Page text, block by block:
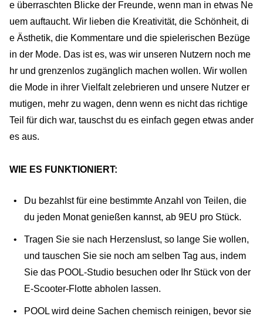
e überraschten Blicke der Freunde, wenn man in etwas Ne
uem auftaucht. Wir lieben die Kreativität, die Schönheit, di
e Ästhetik, die Kommentare und die spielerischen Bezüge
in der Mode. Das ist es, was wir unseren Nutzern noch me
hr und grenzenlos zugänglich machen wollen. Wir wollen
die Mode in ihrer Vielfalt zelebrieren und unsere Nutzer er
mutigen, mehr zu wagen, denn wenn es nicht das richtige
Teil für dich war, tauschst du es einfach gegen etwas ander
es aus.
WIE ES FUNKTIONIERT:
Du bezahlst für eine bestimmte Anzahl von Teilen, die
du jeden Monat genießen kannst, ab 9EU pro Stück.
Tragen Sie sie nach Herzenslust, so lange Sie wollen,
und tauschen Sie sie noch am selben Tag aus, indem
Sie das POOL-Studio besuchen oder Ihr Stück von der
E-Scooter-Flotte abholen lassen.
POOL wird deine Sachen chemisch reinigen, bevor sie